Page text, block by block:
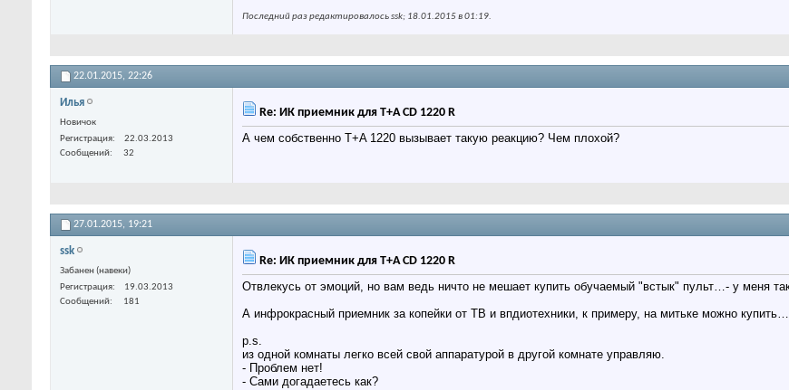
Последний раз редактировалось ssk; 18.01.2015 в01:19.
22.01.2015, 22:26
Илья
Новичок
Регистрация
22.03.2013
Сообщений
32
Re: ИК приемник для T+A CD 1220 R
А чем собственно T+A 1220 вызывает такую реакцию? Чем плохой?
27.01.2015, 19:21
ssk
Забанен (навеки)
Регистрация
19.03.2013
Сообщений
181
Re: ИК приемник для T+A CD 1220 R
Отвлекусь от эмоций, но вам ведь ничто не мешает купить обучаемый "встык" пульт…- у меня
А инфрокрасный приемник за копейки от ТВ и впдиотехники, к примеру, на митьке можно купить…
p.s.
из одной комнаты легко всей свой аппаратурой в другой комнате управляю.
- Проблем нет!
- Сами догадаетесь как?